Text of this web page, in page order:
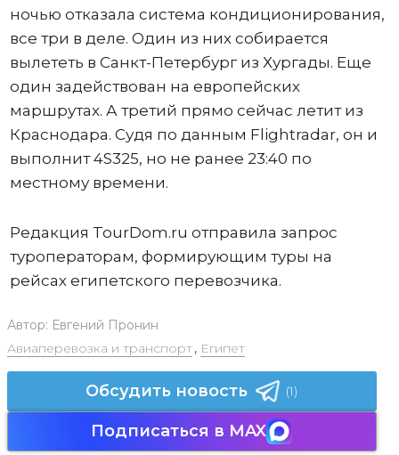
ночью отказала система кондиционирования,
все три в деле. Один из них собирается
вылететь в Санкт-Петербург из Хургады. Еще
один задействован на европейских
маршрутах. А третий прямо сейчас летит из
Краснодара. Судя по данным Flightradar, он и
выполнит 4S325, но не ранее 23:40 по
местному времени.
Редакция TourDom.ru отправила запрос
туроператорам, формирующим туры на
рейсах египетского перевозчика.
Автор: Евгений Пронин
Авиаперевозка и транспорт, Египет
Обсудить новость (1)
Подписаться в MAX